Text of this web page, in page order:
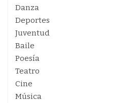
Danza
Deportes
Juventud
Baile
Poesía
Teatro
Cine
Música